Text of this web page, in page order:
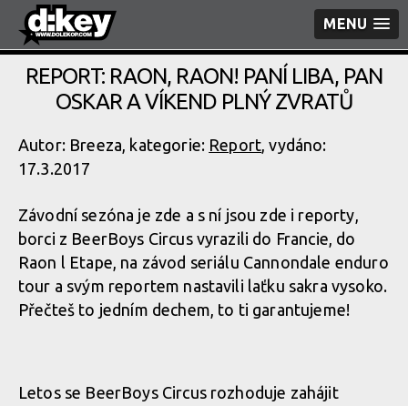
MENU
REPORT: RAON, RAON! PANÍ LIBA, PAN
OSKAR A VÍKEND PLNÝ ZVRATŮ
Autor: Breeza, kategorie: Report, vydáno:
17.3.2017
Závodní sezóna je zde a s ní jsou zde i reporty,
borci z BeerBoys Circus vyrazili do Francie, do
Raon l Etape, na závod seriálu Cannondale enduro
tour a svým reportem nastavili laťku sakra vysoko.
Přečteš to jedním dechem, to ti garantujeme!
Letos se BeerBoys Circus rozhoduje zahájit